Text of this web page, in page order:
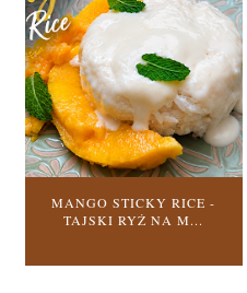
MANGO STICKY RICE -
TAJSKI RYŻ NA M...